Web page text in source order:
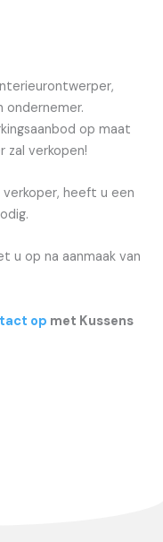
op maat
zal verkopen!
verkoper, heeft u een
u op na aanmaak van
op met Kussens